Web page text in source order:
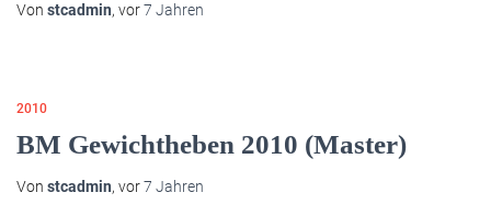
Von stcadmin, vor7 Jahren
2010
BM Gewichtheben 2010 (Master)
Von stcadmin, vor7 Jahren